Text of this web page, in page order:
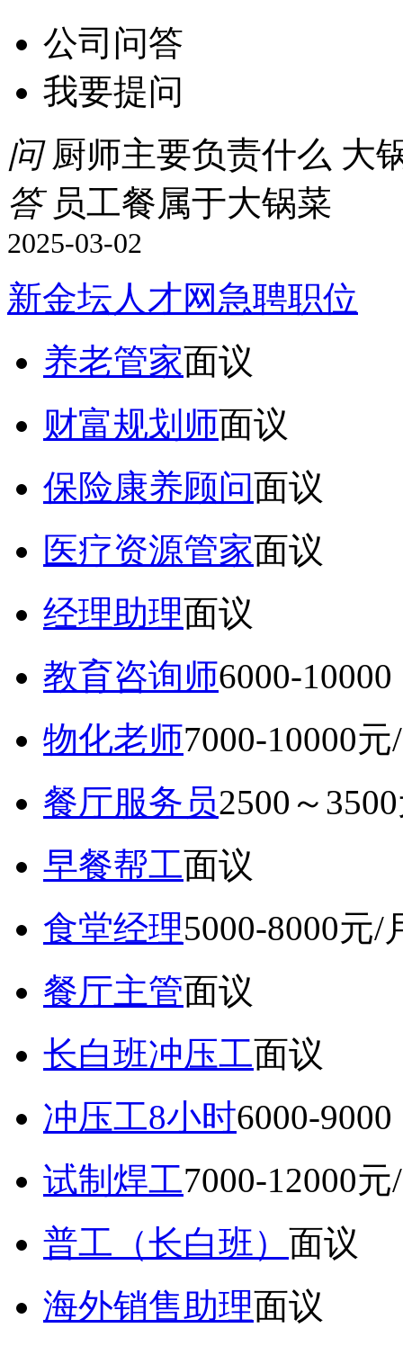
公司问答
我要提问
问厨师主要负责什么 大
答员工餐属于大锅菜
2025-03-02
新金坛人才网急聘职位
养老管家面议
财富规划师面议
保险康养顾问面议
医疗资源管家面议
经理助理面议
教育咨询师6000-
物化老师7000-10000元
餐厅服务员2500～
早餐帮工面议
食堂经理5000-8000元/
餐厅主管面议
长白班冲压工面议
冲压工8小时6000-
试制焊工7000-12000元
普工（长白班） 面议
海外销售助理面议